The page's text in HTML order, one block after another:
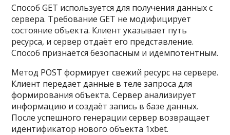
Способ GET используется для получения данных с
сервера. Требование GET не модифицирует
состояние объекта. Клиент указывает путь
ресурса, и сервер отдаёт его представление.
Способ признаётся безопасным и идемпотентным.
Метод POST формирует свежий ресурс на сервере.
Клиент передает данные в теле запроса для
формирования объекта. Сервер анализирует
информацию и создаёт запись в базе данных.
После успешного генерации сервер возвращает
идентификатор нового объекта 1xbet.